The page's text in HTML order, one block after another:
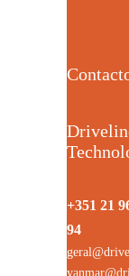
+351 21
94